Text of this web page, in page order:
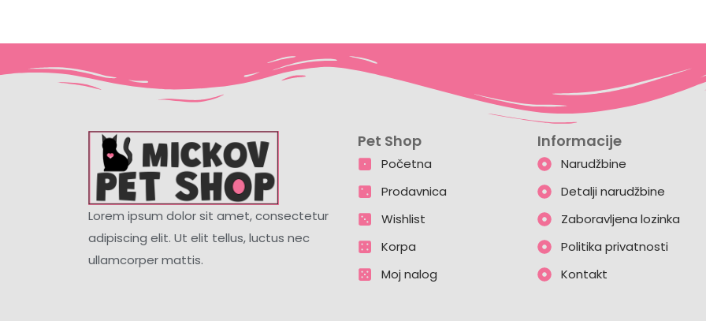
Lorem ipsum dolor sit amet, consectetur
adipiscing elit. Ut elit tellus, luctus nec
ullamcorper mattis.
Pet Shop
Početna
Prodavnica
Wishlist
Korpa
Moj nalog
Informacije
Narudžbine
Detalji narudžbine
Zaboravljena lozinka
Politika privatnosti
Kontakt